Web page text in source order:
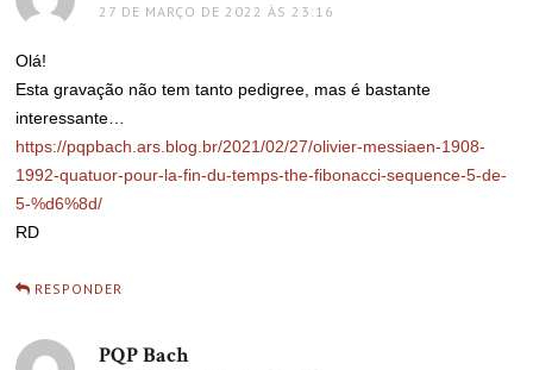
27 DE MARÇO DE 2022 ÀS 23:16
Olá!
Esta gravação não tem tanto pedigree, mas é bastante
interessante…
https://pqpbach.ars.blog.br/2021/02/27/olivier-messiaen-1908-
1992-quatuor-pour-la-fin-du-temps-the-fibonacci-sequence-5-de-
5-%d6%8d/
RD
RESPONDER
PQP Bachdisse: